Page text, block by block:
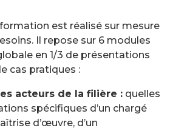
est réalisé sur mesure
Il repose sur 6 modules
en 1/3 de présentations
cas pratiques :
acteurs de la filière : quelles
spécifiques d’un chargé
d’œuvre, d’un